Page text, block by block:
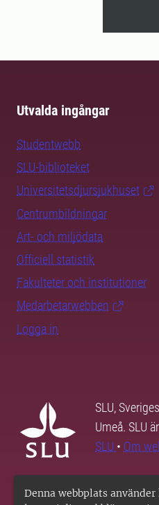
Denna webbplats
Utvalda ingångar
Studentwebb
SLU-biblioteket
Universitetsdjursjukhuset
Centrumbildningar
Art- och miljödata
Officiell statistik
Fakulteter och institutioner
Medarbetarwebben
Logga in
SLU,
Umeå. SLU
SLU • Om